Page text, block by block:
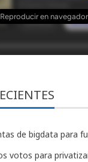
de bigdata para
votos para